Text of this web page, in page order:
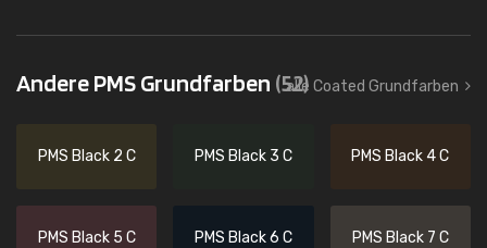
Andere PMS Grundfarben (52)
alle Coated Grundfarben
PMS Black 2 C PMS Black 3 C PMS Black 4 C
PMS Black 5 C PMS Black 6 C PMS Black 7 C